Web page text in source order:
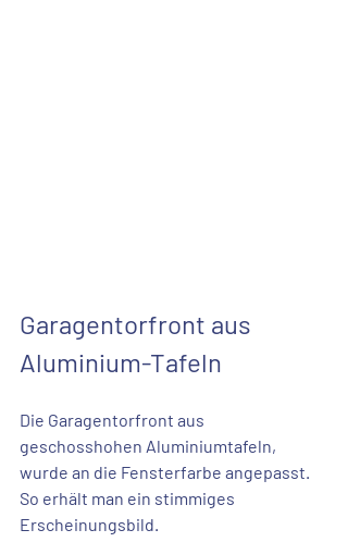
Garagentorfront aus
Aluminium-Tafeln
Die Garagentorfront aus
geschosshohen Aluminiumtafeln,
wurde an die Fensterfarbe angepasst.
So erhält man ein stimmiges
Erscheinungsbild.